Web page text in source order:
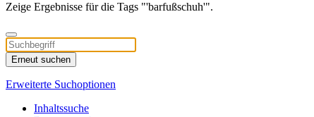
Zeige Ergebnisse für die Tags "'barfußschuh'".
Erneut suchen
Erweiterte Suchoptionen
Inhaltssuche